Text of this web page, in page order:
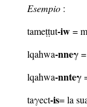
Esempio:
tameṭṭut-iw=
lqahwa-nneγ=
lqahwa-nnteγ
taγect-is= la